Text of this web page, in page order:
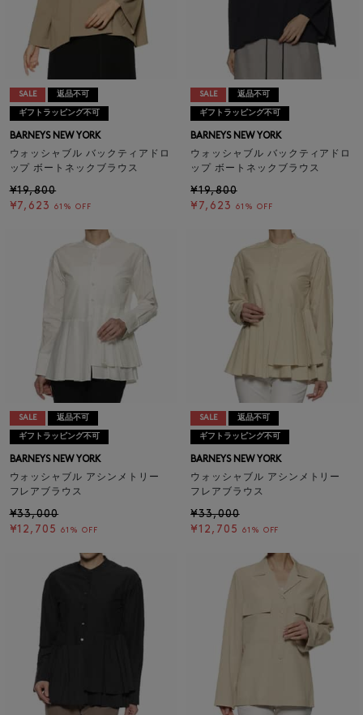
SALE 返品不可
ギフトラッピング不可
BARNEYS NEW YORK
ウォッシャブル バックティアドロ
ップ ボートネックブラウス
¥19,800
¥7,623
61% OFF
SALE 返品不可
ギフトラッピング不可
BARNEYS NEW YORK
ウォッシャブル バックティアドロ
ップ ボートネックブラウス
¥19,800
¥7,623
61% OFF
SALE 返品不可
ギフトラッピング不可
BARNEYS NEW YORK
ウォッシャブル アシンメトリー
フレアブラウス
¥33,000
¥12,705
61% OFF
SALE 返品不可
ギフトラッピング不可
BARNEYS NEW YORK
ウォッシャブル アシンメトリー
フレアブラウス
¥33,000
¥12,705
61% OFF